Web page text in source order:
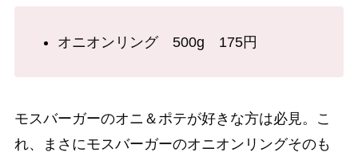
オニオンリング 500g 175円
モスバーガーのオニ＆ポテが好きな方は必見。こ
れ、まさにモスバーガーのオニオンリングそのも